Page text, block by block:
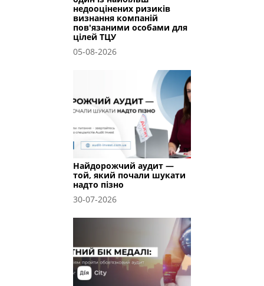
недооцінених ризиків
визнання компаній
пов'язаними особами для
цілей ТЦУ
05-08-2026
Найдорожчий аудит —
той, який почали шукати
надто пізно
30-07-2026